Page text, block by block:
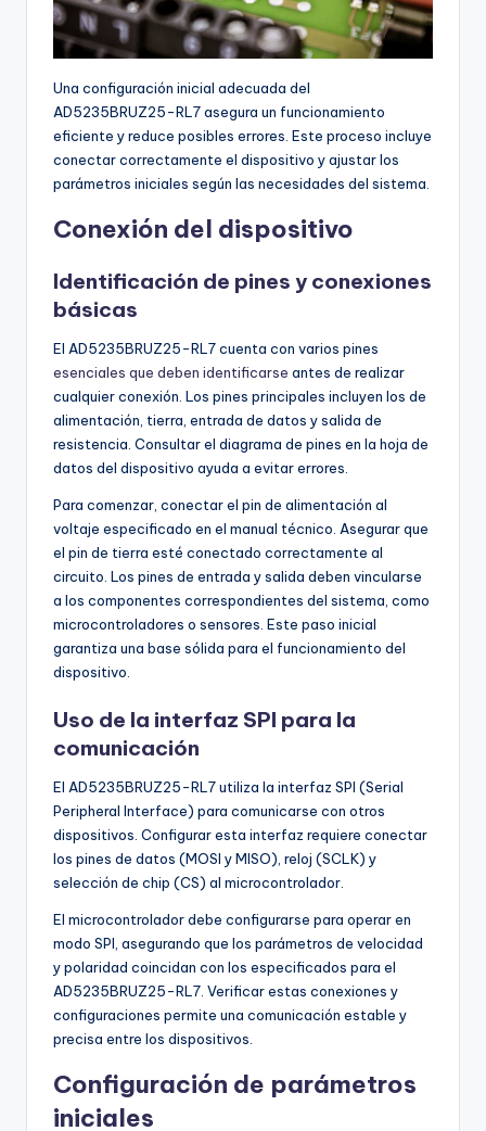
Una configuración inicial adecuada del
AD5235BRUZ25-RL7 asegura un funcionamiento
eficiente y reduce posibles errores. Este proceso incluye
conectar correctamente el dispositivo y ajustar los
parámetros iniciales según las necesidades del sistema.
Conexión del dispositivo
Identificación de pines y conexiones
básicas
El AD5235BRUZ25-RL7 cuenta con varios pines
esenciales que deben identificarse antes de realizar
cualquier conexión. Los pines principales incluyen los de
alimentación, tierra, entrada de datos y salida de
resistencia. Consultar el diagrama de pines en la hoja de
datos del dispositivo ayuda a evitar errores.
Para comenzar, conectar el pin de alimentación al
voltaje especificado en el manual técnico. Asegurar que
el pin de tierra esté conectado correctamente al
circuito. Los pines de entrada y salida deben vincularse
a los componentes correspondientes del sistema, como
microcontroladores o sensores. Este paso inicial
garantiza una base sólida para el funcionamiento del
dispositivo.
Uso de la interfaz SPI para la
comunicación
El AD5235BRUZ25-RL7 utiliza la interfaz SPI (Serial
Peripheral Interface) para comunicarse con otros
dispositivos. Configurar esta interfaz requiere conectar
los pines de datos (MOSI y MISO), reloj (SCLK) y
selección de chip (CS) al microcontrolador.
El microcontrolador debe configurarse para operar en
modo SPI, asegurando que los parámetros de velocidad
y polaridad coincidan con los especificados para el
AD5235BRUZ25-RL7. Verificar estas conexiones y
configuraciones permite una comunicación estable y
precisa entre los dispositivos.
Configuración de parámetros
iniciales